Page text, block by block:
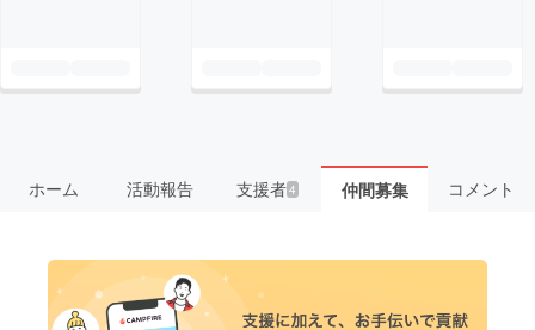
ホーム 活動報告 支援者4 仲間募集 コメント